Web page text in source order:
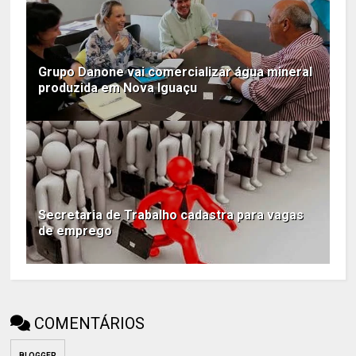
Grupo Danone vai comercializar água mineral
produzida em Nova Iguaçu
Secretaria de Trabalho cadastra para vagas
de emprego
COMENTÁRIOS